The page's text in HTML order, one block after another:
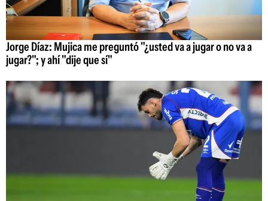
Jorge Díaz: Mujica me preguntó "¿usted va a jugar o no va a
jugar?"; y ahí "dije que sí"